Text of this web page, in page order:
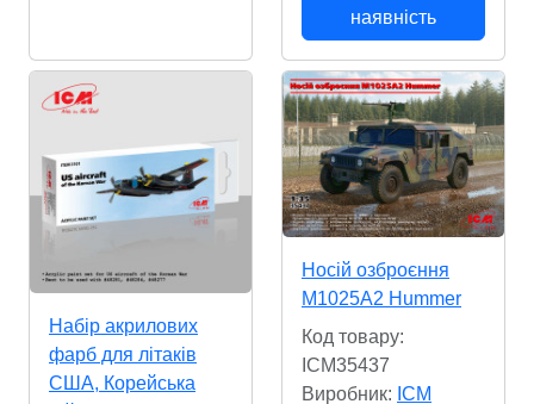
наявність
Набір акрилових
фарб для літаків
США, Корейська
Носій озброєння
M1025A2 Hummer
Код товару:
ICM35437
Виробник: ICM